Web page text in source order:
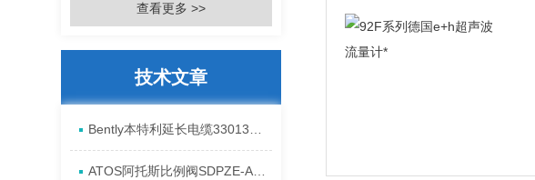
查看更多 >>
技术文章